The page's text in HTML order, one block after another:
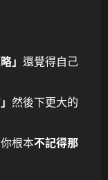
」 還覺得自己
然後下更大的
根本不記得那